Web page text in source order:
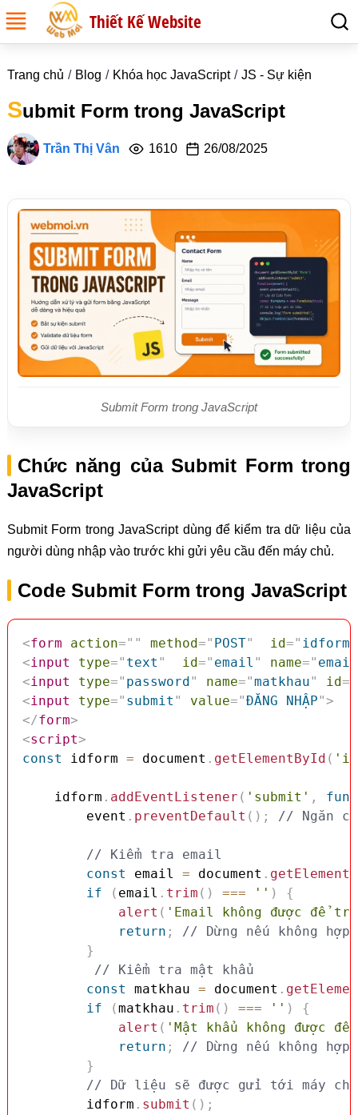
Thiết Kế Website
Trang chủ Blog Khóa học JavaScript JS - Sự kiện
Submit Form trong JavaScript
Trần Thị Vân 1610 26/08/2025
Submit Form trong JavaScript
Chức năng của Submit Form trong
JavaScript
Submit Form trong JavaScript dùng để kiểm tra dữ liệu của
người dùng nhập vào trước khi gửi yêu cầu đến máy chủ.
Code Submit Form trong JavaScript
<form action=" " method=" POST" id=" idform
<input type=" text " id=" email " name=" email
<input type=" password " name="matkhau" id=
<input type=" submit " value="ĐĂNG NHẬP">
</form>
<script>
const
idform = document . getElementById (
    idform
. addEventListener ( 'submit' ,
        event
. preventDefault ( ) ; // Ngăn
// Kiểm tra email
const
email = document .
if
( email . trim ( ) === '' )
{
alert ( 'Email không được để
return ;
// Dừng nếu không
}
// Kiểm tra mật khẩu
const
matkhau = document .
if
(matkhau . trim ( ) === '' )
{
alert ( 'Mật khẩu không được
return ;
// Dừng nếu không
}
// Dữ liệu sẽ được gửi tới máy
        idform
. submit ( ) ;